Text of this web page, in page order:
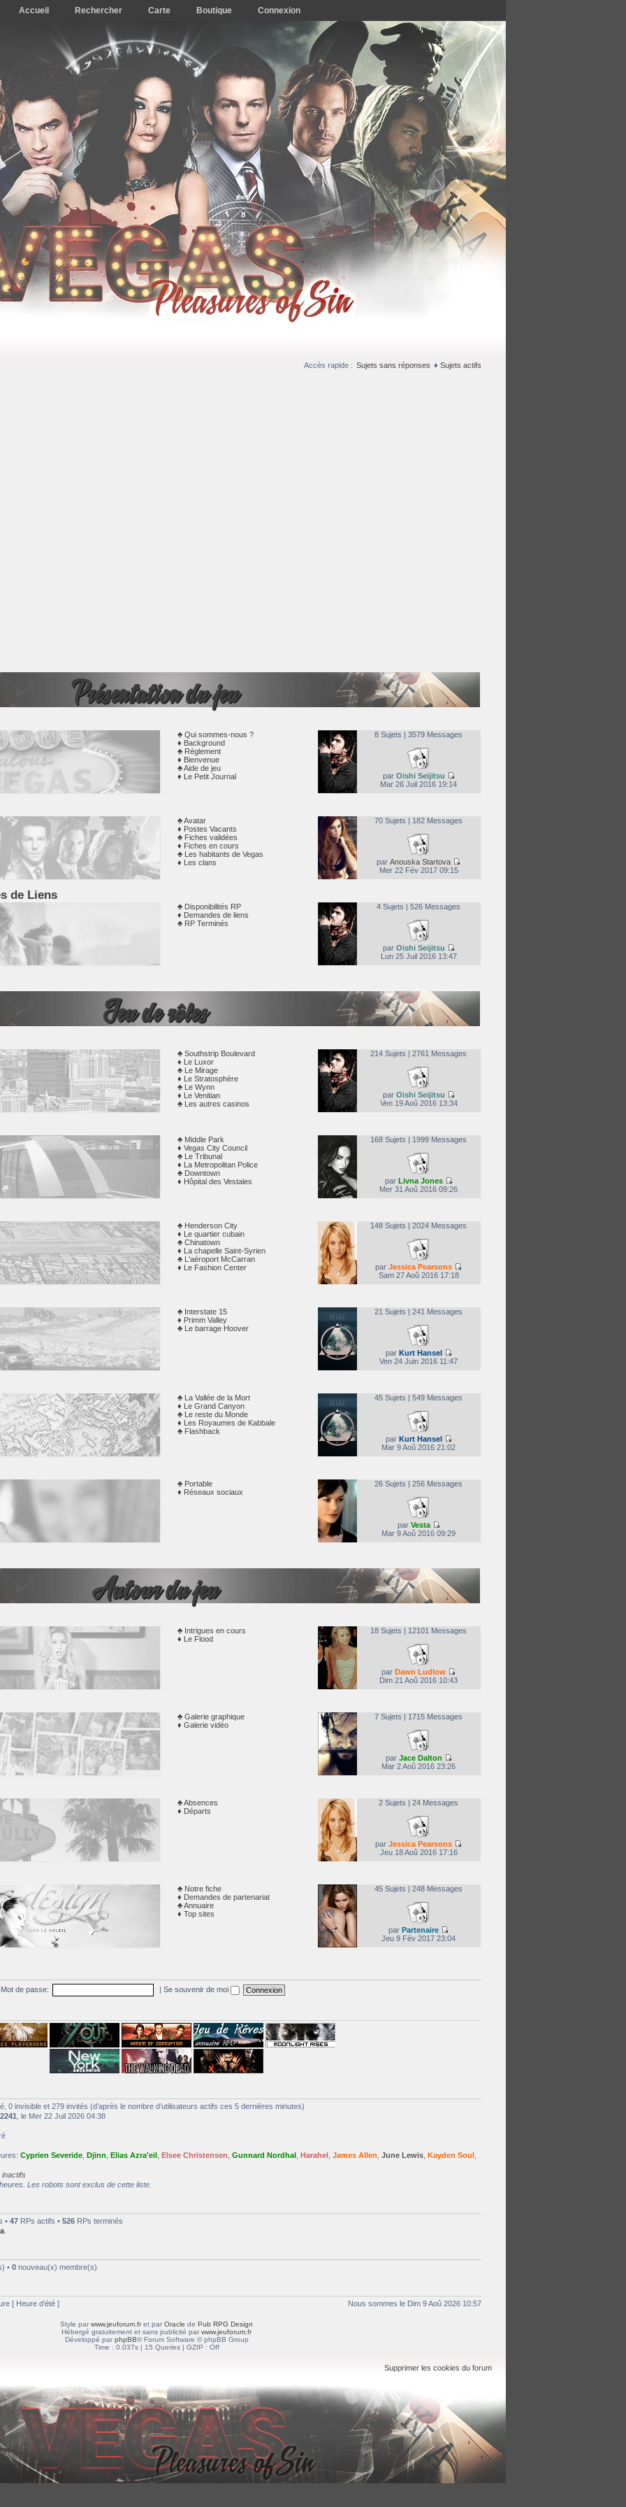
Accueil Rechercher Carte Boutique Connexion
♦ Sujets actifs
Sujets sans réponses
Accès rapide :
Présentation du jeu
Qui sommes-nous ?
Background
Réglement
Bienvenue
Aide de jeu
Le Petit Journal
8 Sujets | 3579 Messages
par Oishi Seijitsu
Mar 26 Juil 2016 19:14
CRÉATION DE PERSONNAGE
Avatar
Postes Vacants
Fiches validées
Fiches en cours
Les habitants de Vegas
Les clans
70 Sujets | 182 Messages
parAnouska Startova
Mer 22 Fév 2017 09:15
de Liens
DISPONIBILITÉS RP ET DEMANDES DE LIENS
Disponibilités RP
Demandes de liens
RP Terminés
4 Sujets | 526 Messages
par Oishi Seijitsu
Lun 25 Juil 2016 13:47
Jeu de rôles
VEGAS SOUTHSTRIP BOULEVARD
Southstrip Boulevard
Le Luxor
Le Mirage
Le Stratosphère
Le Wynn
Le Venitian
Les autres casinos
214 Sujets | 2761 Messages
par Oishi Seijitsu
Ven 19 Aoû 2016 13:34
NORTH LAS VEGAS
Middle Park
Vegas City Council
Le Tribunal
La Metropolitan Police
Downtown
Hôpital des Vestales
168 Sujets | 1999 Messages
par Livna Jones
Mer 31 Aoû 2016 09:26
SOUTH LAS VEGAS
au
Henderson City
Le quartier cubain
Chinatown
La chapelle Saint-Syrien
L'aéroport McCarran
Le Fashion Center
148 Sujets | 2024 Messages
parJessica Pearsons
Sam 27 Aoû 2016 17:18
LAS VEGAS VALLEY
Interstate 15
Primm Valley
Le barrage Hoover
21 Sujets | 241 Messages
par Kurt Hansel
Ven 24 Juin 2016 11:47
AU-DELÀ DU NEVADA
La Vallée de la Mort
Le Grand Canyon
Le reste du Monde
Les Royaumes de Kabbale
Flashback
45 Sujets | 549 Messages
par Kurt Hansel
Mar 9 Aoû 2016 21:02
PORTABLES & RÉSEAUX SOCIAUX
Portable
Réseaux sociaux
26 Sujets | 256 Messages
par Vesta
Mar 9 Aoû 2016 09:29
Autour du jeu
ESPACE DÉTENTE
Intrigues en cours
Le Flood
18 Sujets | 12101 Messages
parDawn Ludlow
Dim 21 Aoû 2016 10:43
GALERIE DES PERSONNAGES
Galerie graphique
Galerie vidéo
7 Sujets | 1715 Messages
par Jace Dalton
Mar 2 Aoû 2016 23:26
ABSENCES ET DÉPARTS
Absences
Départs
2 Sujets | 24 Messages
parJessica Pearsons
Jeu 18 Aoû 2016 17:16
PARTENAIRES
Notre fiche
Demandes de partenariat
Annuaire
Top sites
45 Sujets | 248 Messages
parPartenaire
Jeu 9 Fév 2017 23:04
Mot de passe: | Se souvenir de moi
0 invisible et 279 invités (d’après le nombre d’utilisateurs actifs ces 5 dernières minutes)
2241 , le Mer 22 Juil 2026 04:38
Cyprien Severide Djinn Elias Azra'eil Elsee Christensen Gunnard Nordhal Harahel James Allen June Lewis Kayden Soul
Les robots sont exclus de cette liste.
• 47 RPs actifs • 526 RPs terminés
• 0 nouveau(x) membre(s)
[ Heure d’été ] Nous sommes le Dim 9 Aoû 2026 10:57
Style par www.jeuforum.fret par Oracle de Pub RPG Design
Hébergé gratuitement et sans publicité par www.jeuforum.fr
Développé par phpBB® Forum Software © phpBB Group
Time : 0.037s | 15 Queries | GZIP : Off
Supprimer les cookies du forum